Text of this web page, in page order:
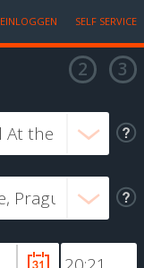
EINLOGGEN SELF SERVICE